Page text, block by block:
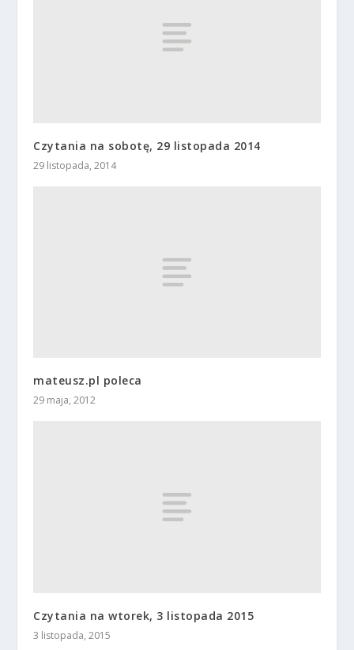
Czytania na sobotę, 29 listopada 2014
29 listopada, 2014
mateusz.pl poleca
29 maja, 2012
Czytania na wtorek, 3 listopada 2015
3 listopada, 2015